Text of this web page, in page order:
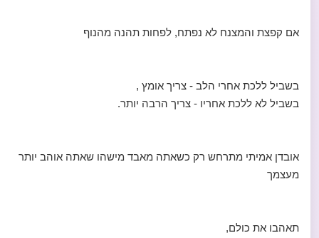
אם קפצת והמצנח לא נפתח, לפחות תהנה מהנוף
בשביל ללכת אחרי הלב - צריך אומץ ,
בשביל לא ללכת אחריו - צריך הרבה יותר.
אובדן אמיתי מתרחש רק כשאתה מאבד מישהו שאתה אוהב יותר
מעצמך
תאהבו את כולם,